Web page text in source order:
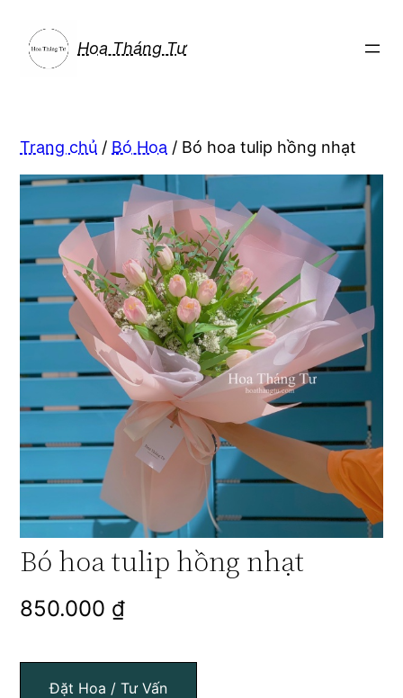
phần
Hoa Tháng Tư
Trang chủ / Bó Hoa / Bó hoa tulip hồng nhạt
Bó hoa tulip hồng nhạt
850.000 ₫
Đặt Hoa / Tư Vấn